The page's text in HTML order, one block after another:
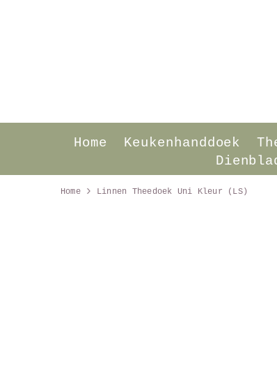
Home Keukenhanddoek
Home Linnen Theedoek Uni Kleur (LS)